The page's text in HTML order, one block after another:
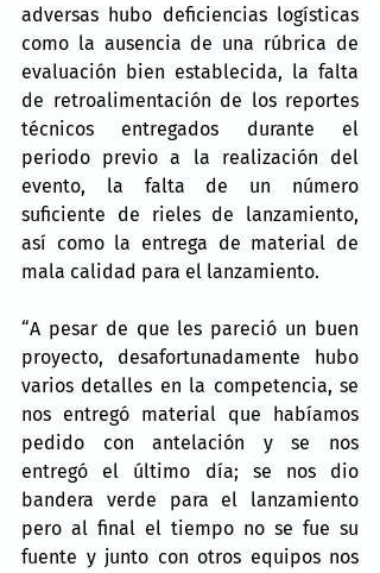
adversas hubo deficiencias logísticas
como la ausencia de una rúbrica de
evaluación bien establecida, la falta
de retroalimentación de los reportes
técnicos entregados durante el
periodo previo a la realización del
evento, la falta de un número
suficiente de rieles de lanzamiento,
así como la entrega de material de
mala calidad para el lanzamiento.
“A pesar de que les pareció un buen
proyecto, desafortunadamente hubo
varios detalles en la competencia, se
nos entregó material que habíamos
pedido con antelación y se nos
entregó el último día; se nos dio
bandera verde para el lanzamiento
pero al final el tiempo no se fue su
fuente y junto con otros equipos nos